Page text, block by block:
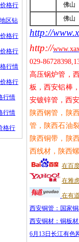
格行
区钻
格行
格行
行情
格行
行情
行情
格行
佛山
佛山
http://
http://
029-
高压锅炉管，
板，西安铝棒
安镀锌管，西
陕西钢管，陕
管，陕西石油
陕西铜带，陕
西线材，陕西
在百
在雅
在有
西安铜管：国家
西安铜材：铜板
6月13日长江有色